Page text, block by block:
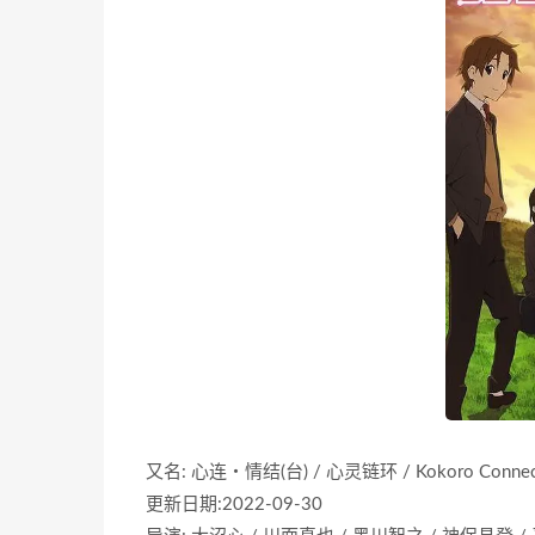
又名: 心连‧情结(台) / 心灵链环 / Kokoro
更新日期:2022-09-30